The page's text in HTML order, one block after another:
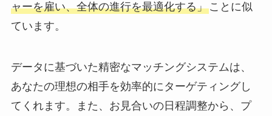
ャーを雇い、全体の進行を最適化する」ことに似
ています。
データに基づいた精密なマッチングシステムは、
あなたの理想の相手を効率的にターゲティングし
てくれます。また、お見合いの日程調整から、プ